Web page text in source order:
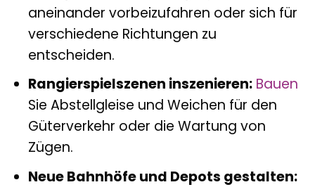
aneinander vorbeizufahren oder sich für
verschiedene Richtungen zu
entscheiden.
Rangierspielszenen inszenieren: Bauen
Sie Abstellgleise und Weichen für den
Güterverkehr oder die Wartung von
Zügen.
Neue Bahnhöfe und Depots gestalten: